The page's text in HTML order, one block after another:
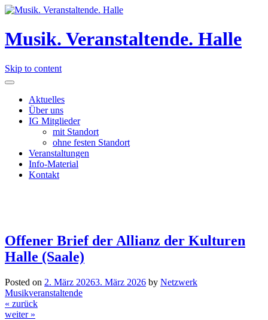
Musik. Veranstaltende. Halle
Skip to content
Aktuelles
Über uns
IG Mitglieder
mit Standort
ohne festen Standort
Veranstaltungen
Info-Material
Kontakt
Offener Brief der Allianz der Kulturen
Halle (Saale)
Posted on 2. März 20263. März 2026 by Netzwerk
Musikveranstaltende
« zurück
weiter »